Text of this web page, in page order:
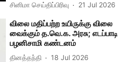
சினிமா செய்திப்பிரிவு 21 Jul 2026
விலை மதிப்பற்ற உயிருக்கு விலை
வைக்கும் த.வெ.க. அரசு; எடப்பாடி
பழனிசாமி கண்டனம்
தினத்தந்தி 18 Jul 2026